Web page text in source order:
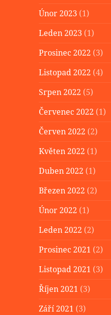
Únor 2023 (1)
Leden 2023 (1)
Prosinec 2022 (3)
Listopad 2022 (4)
Srpen 2022 (5)
Červenec 2022 (1)
Červen 2022 (2)
Květen 2022 (1)
Duben 2022 (1)
Březen 2022 (2)
Únor 2022 (1)
Leden 2022 (2)
Prosinec 2021 (2)
Listopad 2021 (3)
Říjen 2021 (3)
Září 2021 (3)